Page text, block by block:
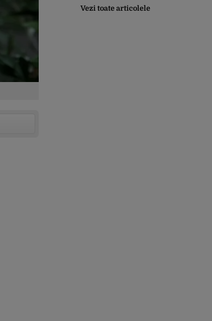
Vezi toate articolele